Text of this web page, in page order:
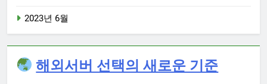
2023년 6월
해외서버 선택의 새로운 기준